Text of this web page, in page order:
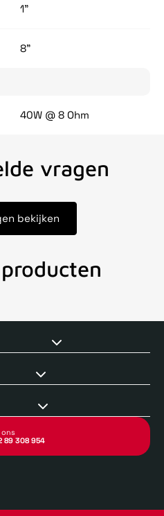
1"
8"
40W @ 8 Ohm
vragen
bekijken
verstuurd Echte winkel +35
ons
89 308 954